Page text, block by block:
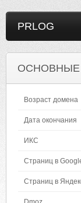
PRLOG
ОСНОВНЫЕ
Возраст домена
Дата окончания
ИКС
Страниц в
Страниц в